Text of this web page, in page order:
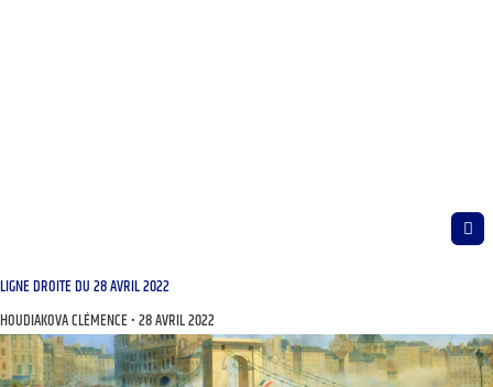
LIGNE DROITE DU 28 AVRIL 2022
HOUDIAKOVA CLÉMENCE 28 AVRIL 2022